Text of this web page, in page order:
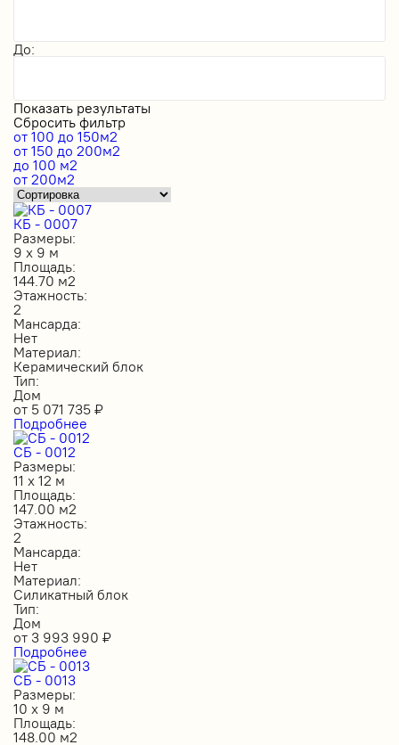
До:
Показать результаты
Сбросить фильтр
от 100 до 150м2
от 150 до 200м2
до 100 м2
от 200м2
КБ - 0007
Размеры:
9 х 9 м
Площадь:
144.70 м2
Этажность:
2
Мансарда:
Нет
Материал:
Керамический блок
Тип:
Дом
от 5 071 735 ₽
Подробнее
СБ - 0012
Размеры:
11 х 12 м
Площадь:
147.00 м2
Этажность:
2
Мансарда:
Нет
Материал:
Силикатный блок
Тип:
Дом
от 3 993 990 ₽
Подробнее
СБ - 0013
Размеры:
10 х 9 м
Площадь:
148.00 м2